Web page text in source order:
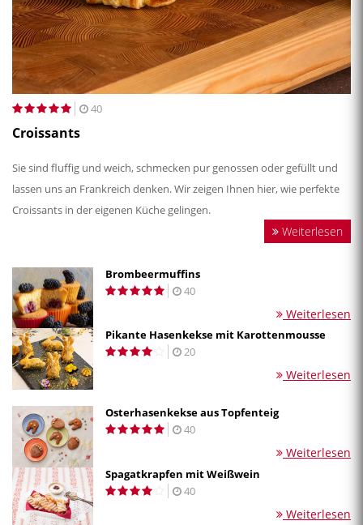
40
Croissants
Sie sind fluffig und weich, schmecken pur genossen oder gefüllt und
lassen uns an Frankreich denken. Wir zeigen Ihnen hier, wie perfekte
Croissants in der eigenen Küche gelingen.
Weiterlesen
Brombeermuffins
40
Weiterlesen
Pikante Hasenkekse mit Karottenmousse
20
Weiterlesen
Osterhasenkekse aus Topfenteig
40
Weiterlesen
Spagatkrapfen mit Weißwein
40
Weiterlesen